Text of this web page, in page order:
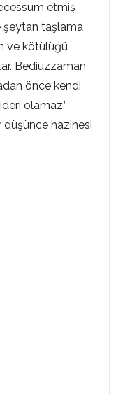
etmiş
şeytan taşlama
ve kötülüğü
Bediüzzaman
önce kendi
olamaz.’
düşünce hazinesi